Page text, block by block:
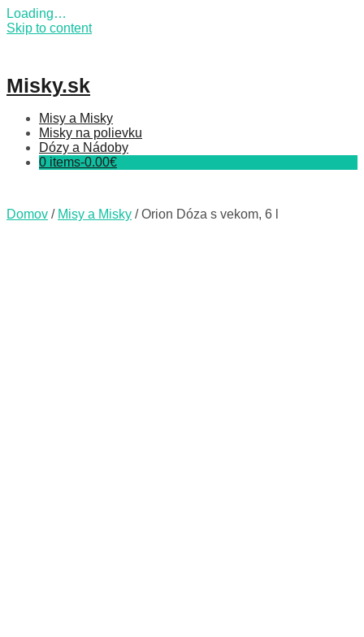
Loading…
Skip to content
Misky.sk
Misy a Misky
Misky na polievku
Dózy a Nádoby
0 items-0.00€
Domov / Misy a Misky / Orion Dóza s vekom, 6 l